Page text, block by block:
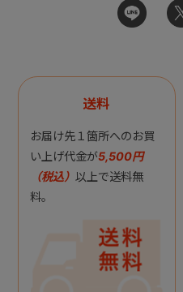
送料
お届け先１箇所へのお買
い上げ代金が5,500円
（税込） 以上で送料無
料。